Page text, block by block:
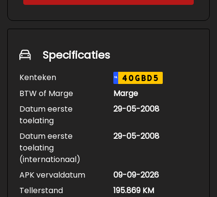
Specificaties
Kenteken NL 40GBD5
BTW of Marge
Marge
Datum eerste
toelating
29-05-2008
Datum eerste
toelating
(internationaal)
29-05-2008
APK vervaldatum
09-09-2026
Tellerstand
195.869 KM